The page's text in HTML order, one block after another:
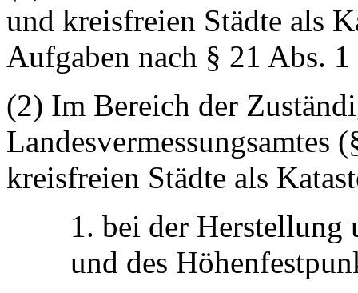
und kreisfreien Städte als
Aufgaben nach § 21 Abs. 1
(2) Im Bereich der
Landesvermessungsamtes
kreisfreien Städte als
1. bei der Herstellung
und des